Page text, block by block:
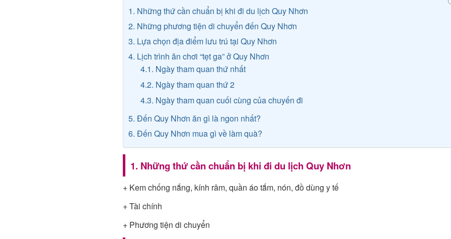
1. Những thứ cần chuẩn bị khi đi du lịch Quy Nhơn
2. Những phương tiện di chuyển đến Quy Nhơn
3. Lựa chọn địa điểm lưu trú tại Quy Nhơn
4. Lịch trình ăn chơi “tẹt ga” ở Quy Nhơn
4.1. Ngày tham quan thứ nhất
4.2. Ngày tham quan thứ 2
4.3. Ngày tham quan cuối cùng của chuyến đi
5. Đến Quy Nhơn ăn gì là ngon nhất?
6. Đến Quy Nhơn mua gì về làm quà?
1. Những thứ cần chuẩn bị khi đi du lịch Quy Nhơn
+ Kem chống nắng, kính râm, quần áo tắm, nón, đồ dùng y tế
+ Tài chính
+ Phương tiện di chuyển